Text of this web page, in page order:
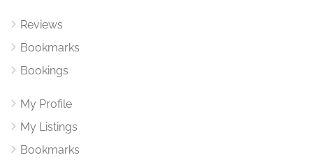
Reviews
Bookmarks
Bookings
My Profile
My Listings
Bookmarks